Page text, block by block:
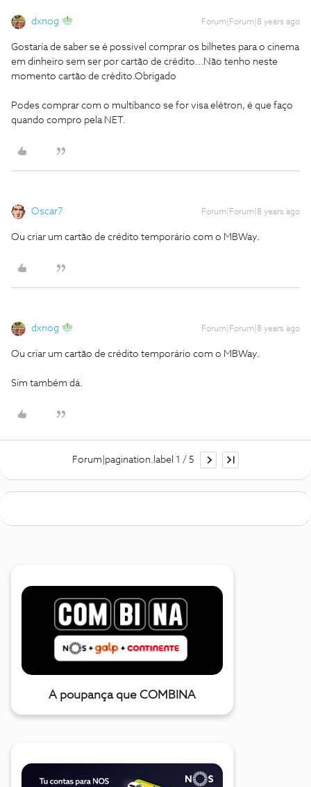
dxnog Forum|Forum|8 years ago
Gostaria de saber se é possivel comprar os bilhetes para o cinema
em dinheiro sem ser por cartão de crédito...Não tenho neste
momento cartão de crédito.Obrigado
Podes comprar com o multibanco se for visa elétron, é que faço
quando compro pela NET.
Oscar7 Forum|Forum|8 years ago
Ou criar um cartão de crédito temporário com o MBWay.
dxnog Forum|Forum|8 years ago
Ou criar um cartão de crédito temporário com o MBWay.
Sim também dá.
Forum|pagination.label 1 / 5
A poupança que COMBINA